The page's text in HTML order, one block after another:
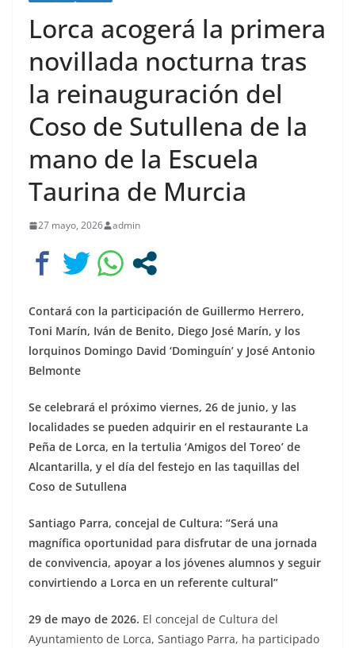
Lorca acogerá la primera
novillada nocturna tras
la reinauguración del
Coso de Sutullena de la
mano de la Escuela
Taurina de Murcia
27 mayo, 2026 admin
Contará con la participación de Guillermo Herrero,
Toni Marín, Iván de Benito, Diego José Marín, y los
lorquinos Domingo David ‘Dominguín’ y José Antonio
Belmonte
Se celebrará el próximo viernes, 26 de junio, y las
localidades se pueden adquirir en el restaurante La
Peña de Lorca, en la tertulia ‘Amigos del Toreo’ de
Alcantarilla, y el día del festejo en las taquillas del
Coso de Sutullena
Santiago Parra, concejal de Cultura: “Será una
magnífica oportunidad para disfrutar de una jornada
de convivencia, apoyar a los jóvenes alumnos y seguir
convirtiendo a Lorca en un referente cultural”
29 de mayo de 2026. El concejal de Cultura del
Ayuntamiento de Lorca, Santiago Parra, ha participado